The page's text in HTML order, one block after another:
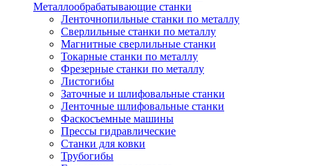
Металлообрабатывающие станки
Ленточнопильные станки по металлу
Сверлильные станки по металлу
Магнитные сверлильные станки
Токарные станки по металлу
Фрезерные станки по металлу
Листогибы
Заточные и шлифовальные станки
Ленточные шлифовальные станки
Фаскосъемные машины
Прессы гидравлические
Станки для ковки
Трубогибы